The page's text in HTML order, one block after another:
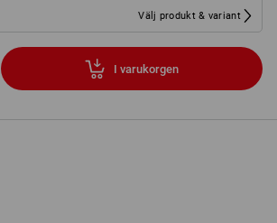
Välj produkt & variant
I varukorgen